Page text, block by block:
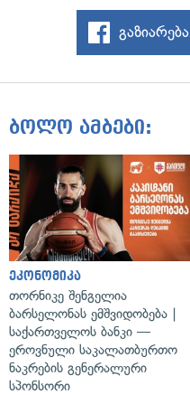
გაზიარება
ბოლო ამბები:
ეკონომიკა
თორნიკე შენგელია
ბარსელონას ემშვიდობება |
საქართველოს ბანკი —
ეროვნული საკალათბურთო
ნაკრების გენერალური
სპონსორი